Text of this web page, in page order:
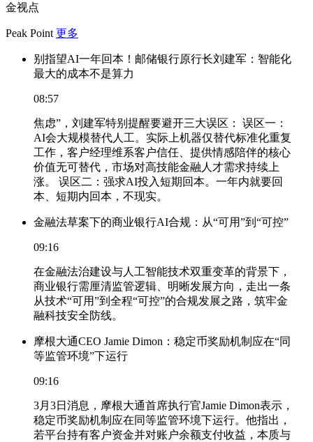
金视点
Peak Point 更多
别指望AI一年回本！邮储银行原行长刘建军：智能化
最大的成本不是算力
08:57
焦虑”，刘建军特别提醒要避开三大误区： 误区一：
AI会大规模替代人工。实际上机器仅替代标准化重复
工作，客户经理维系客户信任、提供情感陪伴的核心
价值无可替代，市场对高技能金融人才需求持续上
涨。 误区二：强求AI投入短期回本。一年内就要回
本、短期内回本，不现实。
金融法草案下的商业银行AI合规：从“可用”到“可控”
09:16
在金融法治建设与人工智能技术双重变革的背景下，
商业银行需厘清监管逻辑、明晰发展方向，走出一条
从技术“可用”到全程“可控”的合规发展之路，筑牢金
融科技安全防线。
摩根大通CEO Jamie Dimon：稳定币奖励机制应在“同
等监管环境”下运行
09:16
3月3日消息，摩根大通首席执行官Jamie Dimon表示，
稳定币奖励机制应在同等监管环境下运行。他指出，
若平台持有客户资金并对账户余额支付收益，本质与